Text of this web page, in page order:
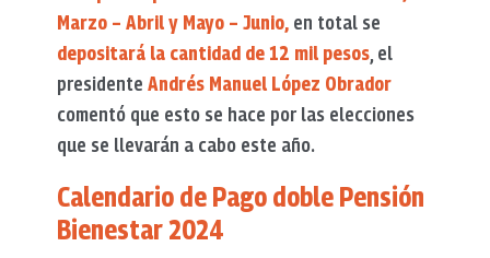
Marzo – Abril y Mayo – Junio,en total se
depositará la cantidad de 12 mil pesos, el
presidente Andrés Manuel López Obrador
comentó que esto se hace por las elecciones
que se llevarán a cabo este año.
Calendario de Pago doble Pensión
Bienestar 2024